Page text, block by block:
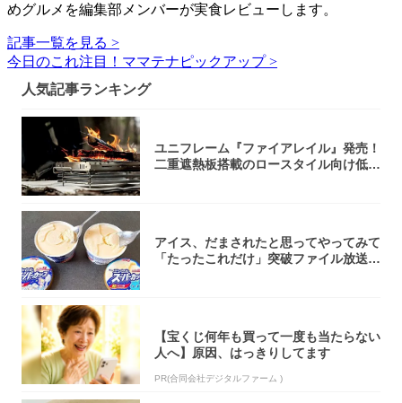
めグルメを編集部メンバーが実食レビューします。
記事一覧を見る >
今日のこれ注目！ママテナピックアップ >
人気記事ランキング
ユニフレーム『ファイアレイル』発売！
二重遮熱板搭載のロースタイル向け低型
アイス、だまされたと思ってやってみて
「たったこれだけ」突破ファイル放送で
【宝くじ何年も買って一度も当たらない
人へ】原因、はっきりしてます
PR(合同会社デジタルファーム )